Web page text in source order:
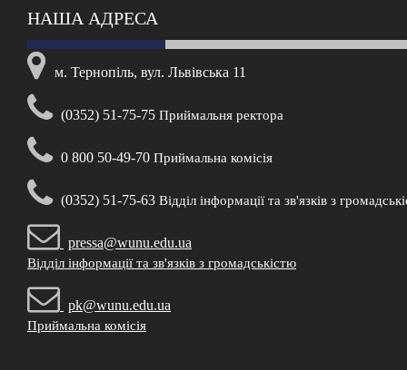
НАША АДРЕСА
м. Тернопіль, вул. Львівська 11
(0352) 51-75-75 Приймальня ректора
0 800 50-49-70 Приймальна комісія
(0352) 51-75-63 Відділ інформації та зв'язків з
pressa@wunu.edu.ua
Відділ інформації та зв'язків з громадськістю
pk@wunu.edu.ua
Приймальна комісія